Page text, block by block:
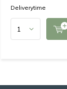
Deliverytime